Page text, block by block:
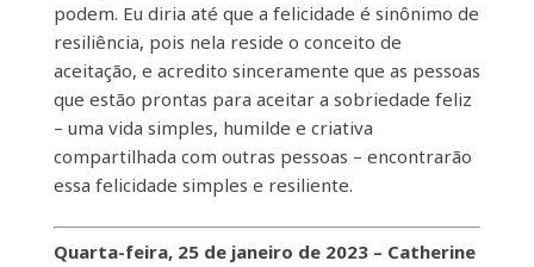
podem. Eu diria até que a felicidade é sinônimo de
resiliência, pois nela reside o conceito de
aceitação, e acredito sinceramente que as pessoas
que estão prontas para aceitar a sobriedade feliz
– uma vida simples, humilde e criativa
compartilhada com outras pessoas – encontrarão
essa felicidade simples e resiliente.
Quarta-feira, 25 de janeiro de 2023 – Catherine